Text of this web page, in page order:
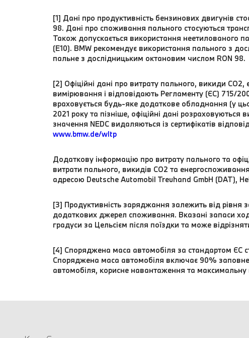
[1] Дані про продуктивність бензинових двигунів
98. Дані про споживання пального стосуються
Також допускається використання неетилованого
(E10). BMW рекомендує використання пального з
пальне з дослідницьким октановим числом RON 98.
[2] Офіційні дані про витрату пального, викиди
вимірювання і відповідають Регламенту (ЄС) 715/
враховується будь-яке додаткове обладнання (у
2021 року та пізніше, офіційні дані
значення NEDC видаляються із сертифікатів
www.bmw.de/wltp
Додаткову інформацію про витрату пального та
витрати пального, викидів CO2 та
адресою Deutsche Automobil Treuhand GmbH (DAT),
[3] Продуктивність заряджання залежить від
додаткових джерел споживання. Вказані запаси
градуси за Цельсієм після поїздки та може
[4] Споряджена маса автомобіля за стандартом ЄC
Споряджена маса автомобіля включає 90%
автомобіля, корисне навантаження та